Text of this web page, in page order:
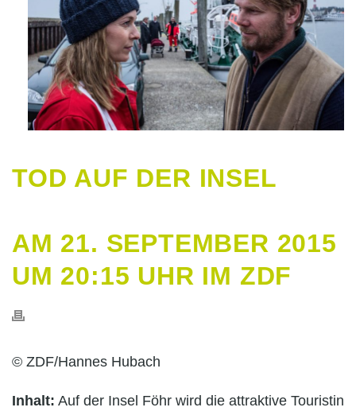
TOD AUF DER INSEL
AM 21. SEPTEMBER 2015
UM 20:15 UHR IM ZDF
© ZDF/Hannes Hubach
Inhalt: Auf der Insel Föhr wird die attraktive Touristin